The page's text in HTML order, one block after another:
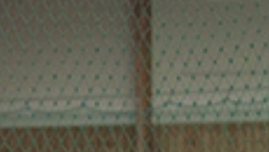
Övriga Aktiviteter
Om Verksamheten
Filosofi
Tränarteam
Program
Vanliga Frågor
Föräldrautbildning